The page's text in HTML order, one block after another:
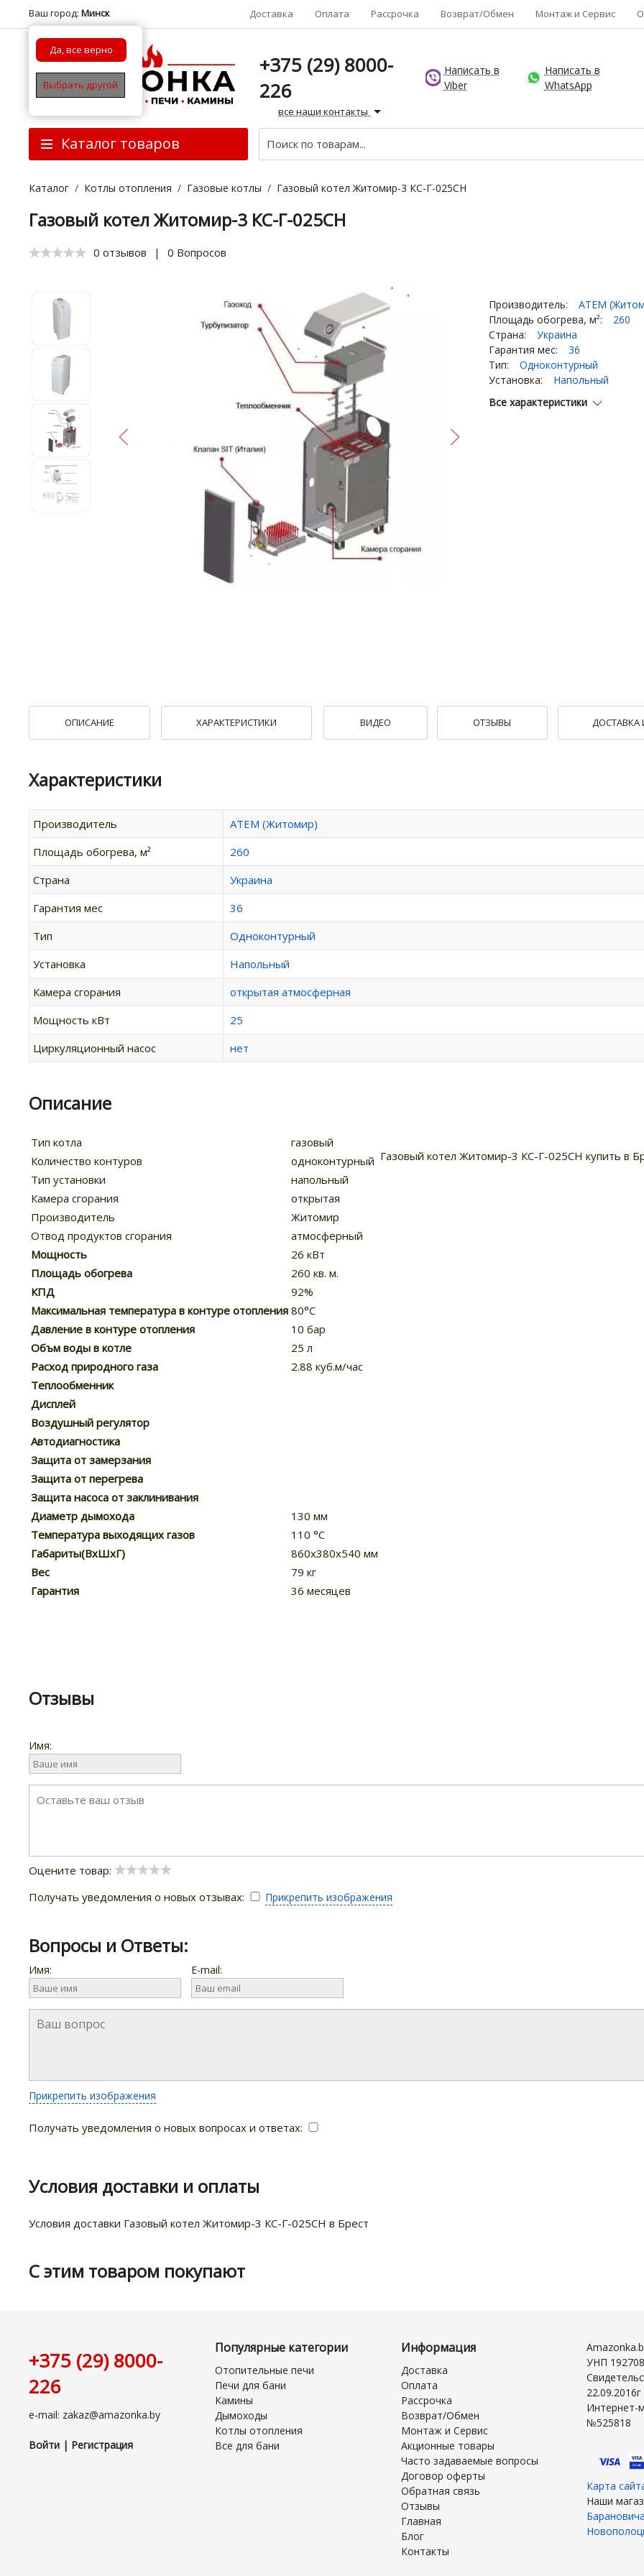
Ваш город: Минск
Да, все верно
Выбрать другой
Доставка Оплата Рассрочка Возврат/Обмен Монтаж и Сервис
+375 (29) 8000-
226
все наши контакты
Написать в
Viber
Написать в
WhatsApp
Каталог товаров
Каталог / Котлы отопления / Газовые котлы / Газовый котел Житомир-3 КС-Г-025СН
Газовый котел Житомир-3 КС-Г-025СН
0 отзывов | 0 Вопросов
Производитель:
АТЕМ
Площадь обогрева, м²:
260
Страна:
Украина
Гарантия мес:
36
Тип:
Одноконтурный
Установка:
Напольный
Все характеристики
ОПИСАНИЕ ХАРАКТЕРИСТИКИ ВИДЕО ОТЗЫВЫ ДОСТАВКА
Характеристики
Производитель
АТЕМ (Житомир)
Площадь обогрева, м²
260
Страна
Украина
Гарантия мес
36
Тип
Одноконтурный
Установка
Напольный
Камера сгорания
открытая атмосферная
Мощность кВт
25
Циркуляционный насос
нет
Описание
Тип котла
газовый
Количество контуров
одноконтурный
Тип установки
напольный
Камера сгорания
открытая
Производитель
Житомир
Отвод продуктов сгорания
атмосферный
Мощность
26 кВт
Площадь обогрева
260 кв. м.
КПД
92%
Максимальная температура в контуре отопления 80°C
Давление в контуре отопления
10 бар
Объм воды в котле
25 л
Расход природного газа
2.88 куб.м/час
Теплообменник
Дисплей
Воздушный регулятор
Автодиагностика
Защита от замерзания
Защита от перегрева
Защита насоса от заклинивания
Диаметр дымохода
130 мм
Температура выходящих газов
110 °С
Габариты(ВхШхГ)
860х380х540 мм
Вес
79 кг
Гарантия
36 месяцев
Газовый котел Житомир-3 КС-Г-025СН купить в
Отзывы
Имя:
Оцените товар:
Получать уведомления о новых отзывах:
Прикрепить изображения
Вопросы и Ответы:
Имя: E-mail:
Прикрепить изображения
Получать уведомления о новых вопросах и ответах:
Условия доставки и оплаты
Условия доставки Газовый котел Житомир-3 КС-Г-025СН в Брест
С этим товаром покупают
+375 (29) 8000-
226
e-mail: zakaz@amazonka.by
Войти | Регистрация
Популярные категории
Отопительные печи
Печи для бани
Камины
Дымоходы
Котлы отопления
Все для бани
Информация
Доставка
Оплата
Рассрочка
Возврат/Обмен
Монтаж и Сервис
Акционные товары
Часто задаваемые вопросы
Договор оферты
Обратная связь
Отзывы
Главная
Блог
Контакты
УНП
Интернет-
№525818
Карта
Наши